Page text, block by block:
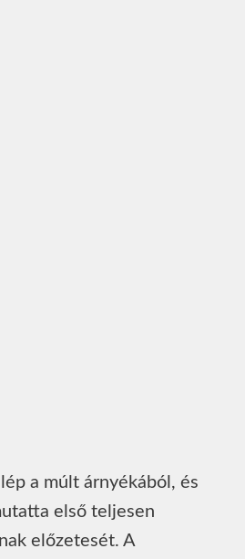
a múlt árnyékából, és
első teljesen
előzetesét. A